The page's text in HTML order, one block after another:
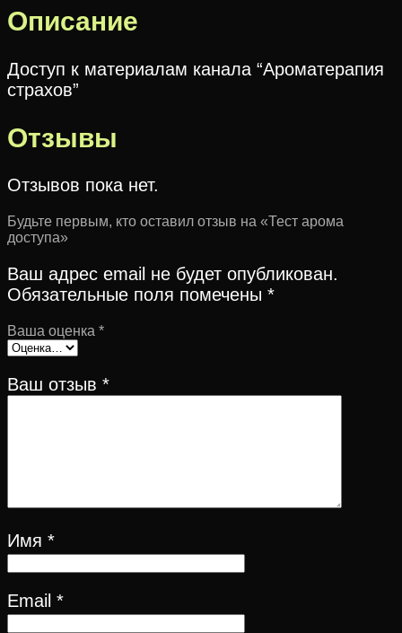
Описание
Доступ к материалам канала “Ароматерапия
страхов”
Отзывы
Отзывов пока нет.
Будьте первым, кто оставил отзыв на «Тест арома
доступа»
Ваш адрес email не будет опубликован.
Обязательные поля помечены *
Ваша оценка *
Ваш отзыв *
Имя *
Email *